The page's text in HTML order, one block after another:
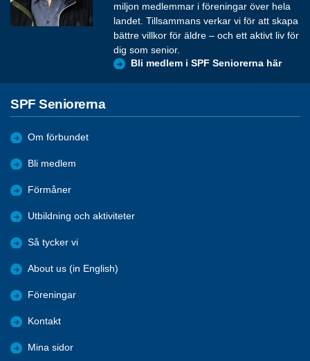
miljon medlemmar i föreningar över hela
landet. Tillsammans verkar vi för att skapa
bättre villkor för äldre – och ett aktivt liv för
dig som senior.
Bli medlem i SPF Seniorerna här
SPF Seniorerna
Om förbundet
Bli medlem
Förmåner
Utbildning och aktiviteter
Så tycker vi
About us (in English)
Föreningar
Kontakt
Mina sidor